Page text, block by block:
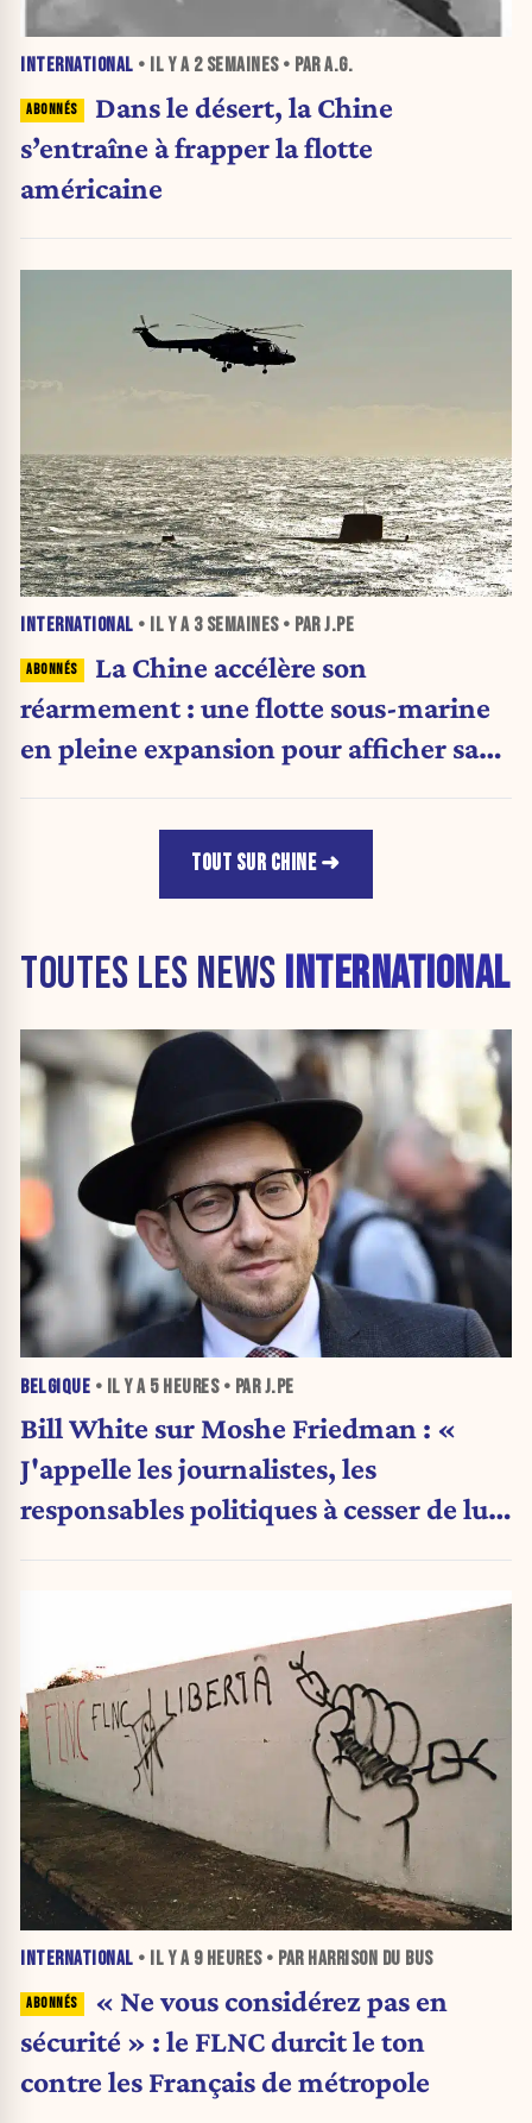
INTERNATIONAL • IL Y A 2 SEMAINES• PAR A.G.
Dans le désert, la Chine
s’entraîne à frapper la flotte
américaine
INTERNATIONAL • IL Y A 3 SEMAINES• PAR J.PE
La Chine accélère son
réarmement : une flotte sous-marine
en pleine expansion pour afficher sa
TOUT SUR CHINE
TOUTES LES NEWS INTERNATIONAL
BELGIQUE • IL Y A 5 HEURES• PAR J.PE
Bill White sur Moshe Friedman : «
J'appelle les journalistes, les
responsables politiques à cesser de lui
INTERNATIONAL • IL Y A 9 HEURES• PAR HARRISON DU BUS
« Ne vous considérez pas en
sécurité » : le FLNC durcit le ton
contre les Français de métropole